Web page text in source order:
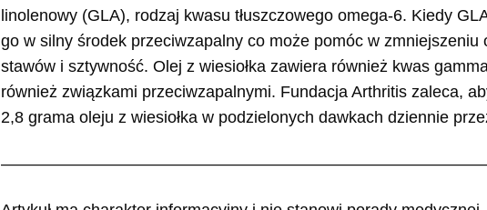
linolenowy (GLA), rodzaj kwasu tłuszczowego omega-6. Kiedy
go w silny środek przeciwzapalny co może pomóc w
stawów i sztywność. Olej z wiesiołka zawiera również kwas
również związkami przeciwzapalnymi. Fundacja Arthritis zaleca,
2,8 grama oleju z wiesiołka w podzielonych dawkach dziennie